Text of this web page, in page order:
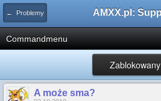
← Problemy
Commandmenu
Zablokowany
A może sma?